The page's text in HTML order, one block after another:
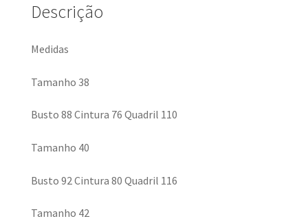
Descrição
Medidas
Tamanho 38
Busto 88 Cintura 76 Quadril 110
Tamanho 40
Busto 92 Cintura 80 Quadril 116
Tamanho 42